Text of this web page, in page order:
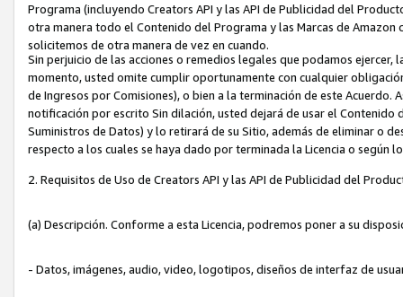
Programa (incluyendo Creators API y las API de Publicidad del
otra manera todo el Contenido del Programa y las Marcas de
solicitemos de otra manera de vez en cuando.
Sin perjuicio de las acciones o remedios legales que podamos
momento, usted omite cumplir oportunamente con cualquier
de Ingresos por Comisiones), o bien a la terminación de este
notificación por escrito Sin dilación, usted dejará de usar el
Suministros de Datos) y lo retirará de su Sitio, además de eliminar o
respecto a los cuales se haya dado por terminada la Licencia o según
2. Requisitos de Uso de Creators API y las API de Publicidad del
(a) Descripción. Conforme a esta Licencia, podremos poner a su
- Datos, imágenes, audio, video, logotipos, diseños de interfaz de